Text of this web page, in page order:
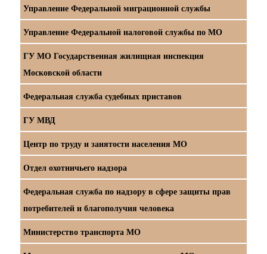
Управление Федеральной миграционной службы
Управление Федеральной налоговой службы по МО
ГУ МО Государственная жилищная инспекция
Московской области
Федеральная служба судебных приставов
ГУ МВД
Центр по труду и занятости населения МО
Отдел охотничьего надзора
Федеральная служба по надзору в сфере защиты прав
потребителей и благополучия человека
Министерство транспорта МО